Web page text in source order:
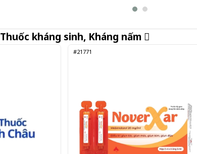
Thuốc kháng sinh, Kháng nấm
#21771